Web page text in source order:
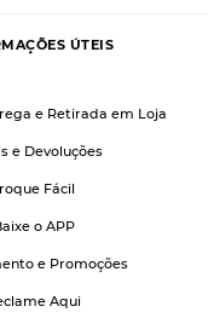
ÚTEIS
e Retirada em Loja
e Devoluções
Fácil
o APP
e Promoções
Aqui